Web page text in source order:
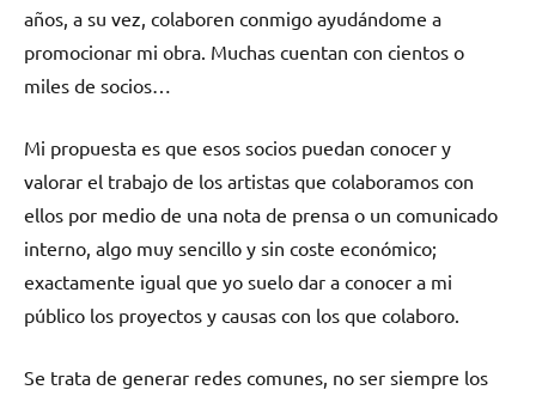
años, a su vez, colaboren conmigo ayudándome a
promocionar mi obra. Muchas cuentan con cientos o
miles de socios…
Mi propuesta es que esos socios puedan conocer y
valorar el trabajo de los artistas que colaboramos con
ellos por medio de una nota de prensa o un comunicado
interno, algo muy sencillo y sin coste económico;
exactamente igual que yo suelo dar a conocer a mi
público los proyectos y causas con los que colaboro.
Se trata de generar redes comunes, no ser siempre los